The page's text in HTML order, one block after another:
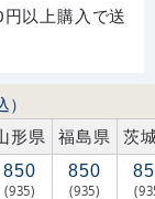
以上購入で送
）
形県 福島県 茨
850
(935)
850
(935)